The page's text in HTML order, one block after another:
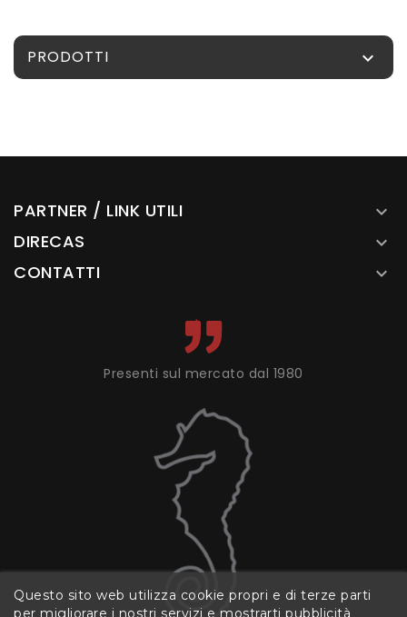
PRODOTTI 
PARTNER / LINK UTILI 
DIRECAS 
CONTATTI 
Presenti sul mercato dal 1980
Questo sito web utilizza cookie propri e di terze parti
per migliorare i nostri servizi e mostrarti pubblicità